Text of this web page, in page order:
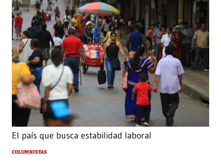
El país que busca estabilidad laboral
COLUMNISTAS